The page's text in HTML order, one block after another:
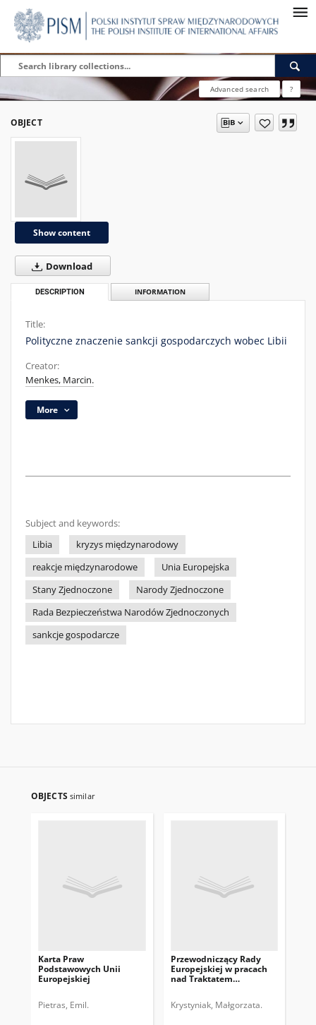
Advanced search ?
OBJECT
Show content
Download
DESCRIPTION INFORMATION
Title:
Polityczne znaczenie sankcji gospodarczych wobec Libii
Creator:
Menkes, Marcin.
More
Subject and keywords:
Libia
kryzys międzynarodowy
reakcje międzynarodowe
Unia Europejska
Stany Zjednoczone
Narody Zjednoczone
Rada Bezpieczeństwa Narodów Zjednoczonych
sankcje gospodarcze
OBJECTS similar
Karta Praw
Podstawowych Unii
Europejskiej
Pietras, Emil.
Przewodniczący Rady
Europejskiej w pracach
nad Traktatem
Krystyniak, Małgorzata.